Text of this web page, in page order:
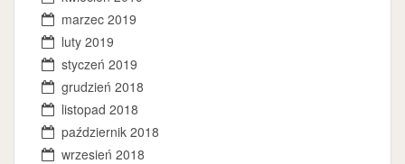
marzec 2019
luty 2019
styczeń 2019
grudzień 2018
listopad 2018
październik 2018
wrzesień 2018